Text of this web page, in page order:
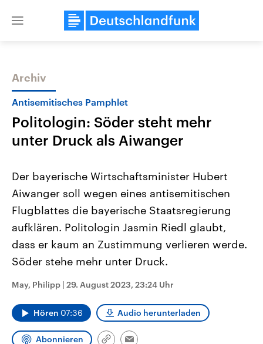
Close
Themen
Landtagswahl Sachsen-Anhalt
2026
Alle Informationen
Sachsen-Anhalt wählt am 6.
September 2026 einen neuen
Landtag. Seit 2021 wird das
Bundesland von einer Koalition aus
Umfragen, Prognosen,
Wahlprogramme, aktuelle Berichte
und Kandidaten der anstehenden
Wahl.
Aktuelle Beiträge,
Hintergründe
Wirtschaftlich und
gehören die Vereinigten
den mächtigsten Ländern
mit großem Einfluss auf
Archiv
Antisemitisches Pamphlet
Politologin: Söder steht mehr
unter Druck als Aiwanger
Der bayerische Wirtschaftsminister Hubert
Aiwanger soll wegen eines antisemitischen
Flugblattes die bayerische Staatsregierung
aufklären. Politologin Jasmin Riedl glaubt,
dass er kaum an Zustimmung verlieren werde.
Söder stehe mehr unter Druck.
May, Philipp | 29. August 2023, 23:24 Uhr
Hören 07:36 Audio herunterladen
Abonnieren